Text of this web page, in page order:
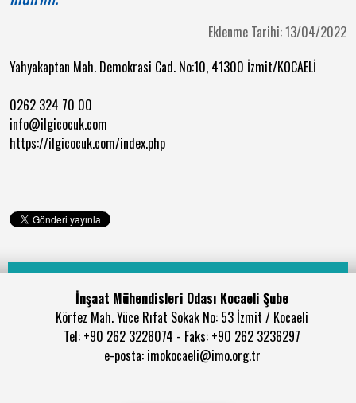
Eklenme Tarihi: 13/04/2022
Yahyakaptan Mah. Demokrasi Cad. No:10, 41300 İzmit/KOCAELİ
0262 324 70 00
info@ilgicocuk.com
https://ilgicocuk.com/index.php
İnşaat Mühendisleri Odası Kocaeli Şube
Körfez Mah. Yüce Rıfat Sokak No: 53 İzmit / Kocaeli
Tel: +90 262 3228074 - Faks: +90 262 3236297
e-posta: imokocaeli@imo.org.tr